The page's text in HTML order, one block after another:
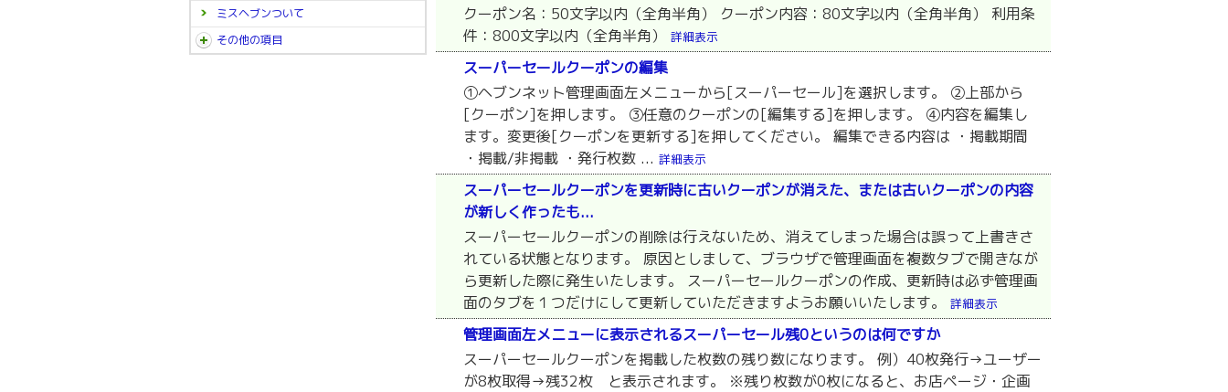
ミスヘブンついて
その他の項目
クーポン名：50文字以内（全角半角） クーポン内容：80文字以内（全角半角） 利用条
件：800文字以内（全角半角）
詳細表示
スーパーセールクーポンの編集
①ヘブンネット管理画面左メニューから[スーパーセール]を選択します。 ②上部から
[クーポン]を押します。 ③任意のクーポンの[編集する]を押します。 ④内容を編集し
ます。変更後[クーポンを更新する]を押してください。 編集できる内容は ・掲載期間
・掲載/非掲載 ・発行枚数 ... 詳細表示
スーパーセールクーポンを更新時に古いクーポンが消えた、または古いクーポンの内容
が新しく作ったも...
スーパーセールクーポンの削除は行えないため、消えてしまった場合は誤って上書きさ
れている状態となります。 原因としまして、ブラウザで管理画面を複数タブで開きなが
ら更新した際に発生いたします。 スーパーセールクーポンの作成、更新時は必ず管理画
面のタブを１つだけにして更新していただきますようお願いいたします。
詳細表示
管理画面左メニューに表示されるスーパーセール残0というのは何ですか
スーパーセールクーポンを掲載した枚数の残り数になります。 例）40枚発行→ユーザー
が8枚取得→残32枚 と表示されます。 ※残り枚数が0枚になると、お店ページ・企画